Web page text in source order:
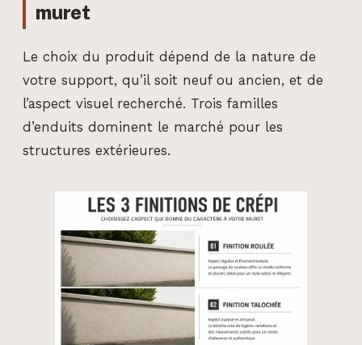
muret
Le choix du produit dépend de la nature de
votre support, qu’il soit neuf ou ancien, et de
l’aspect visuel recherché. Trois familles
d’enduits dominent le marché pour les
structures extérieures.